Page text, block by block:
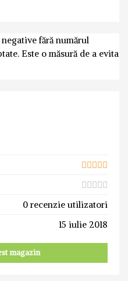
fără numărul
Este o măsură de a evita
0 recenzie utilizatori
15 iulie 2018
magazin